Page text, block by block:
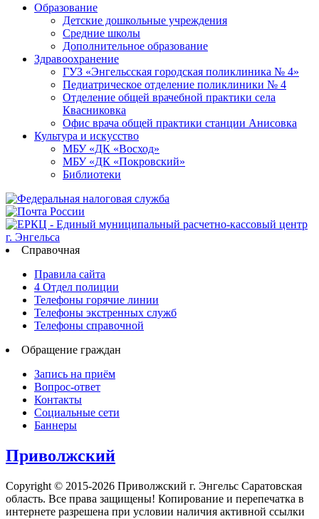
Образование
Детские дошкольные учреждения
Средние школы
Дополнительное образование
Здравоохранение
ГУЗ «Энгельсская городская поликлиника № 4»
Педиатрическое отделение поликлиники № 4
Отделение общей врачебной практики села
Квасниковка
Офис врача общей практики станции Анисовка
Культура и искусство
МБУ «ДК «Восход»
МБУ «ДК «Покровский»
Библиотеки
Справочная
Правила сайта
4 Отдел полиции
Телефоны горячие линии
Телефоны экстренных служб
Телефоны справочной
Обращение граждан
Запись на приём
Вопрос-ответ
Контакты
Социальные сети
Баннеры
Приволжский
Copyright © 2015-2026 Приволжский г. Энгельс Саратовская
область. Все права защищены! Копирование и перепечатка в
интернете разрешена при условии наличия активной ссылки